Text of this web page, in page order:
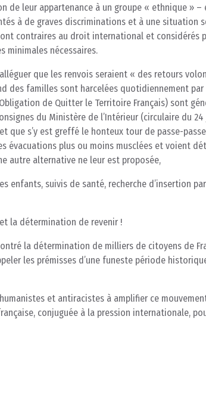
de leur appartenance à un groupe « ethnique » –
à de graves discriminations et à une situation
contraires au droit international et considérés
minimales nécessaires.
que les renvois seraient « des retours
des familles sont harcelées quotidiennement
de Quitter le Territoire Français) sont
du Ministère de l’Intérieur (circulaire du
que s’y est greffé le honteux tour de passe-
évacuations plus ou moins musclées et voient
autre alternative ne leur est proposée,
enfants, suivis de santé, recherche d’insertion
la détermination de revenir !
la détermination de milliers de citoyens de
les prémisses d’une funeste période
et antiracistes à amplifier ce
conjuguée à la pression internationale,